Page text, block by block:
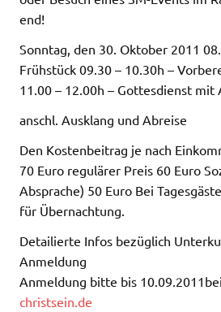
end!
Sonntag, den 30. Oktober 2011
Frühstück 09.30 – 10.30h –
11.00 – 12.00h – Gottesdienst mit
anschl. Ausklang und Abreise
Den Kostenbeitrag je nach
70 Euro regulärer Preis 60 Euro
Absprache) 50 Euro Bei
für Übernachtung.
Detailierte Infos bezüglich
Anmeldung
Anmeldung bitte bis
christsein.de